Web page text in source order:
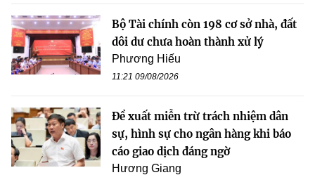
Bộ Tài chính còn 198 cơ sở nhà, đất
dôi dư chưa hoàn thành xử lý
Phương Hiếu
11:21 09/08/2026
Đề xuất miễn trừ trách nhiệm dân
sự, hình sự cho ngân hàng khi báo
cáo giao dịch đáng ngờ
Hương Giang